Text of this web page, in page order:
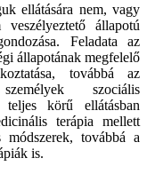
ellátására nem, vagy
állapotú
Feladata az
állapotának megfelelő
továbbá az
szociális
körű ellátásban
terápia mellett
módszerek, továbbá a
is.